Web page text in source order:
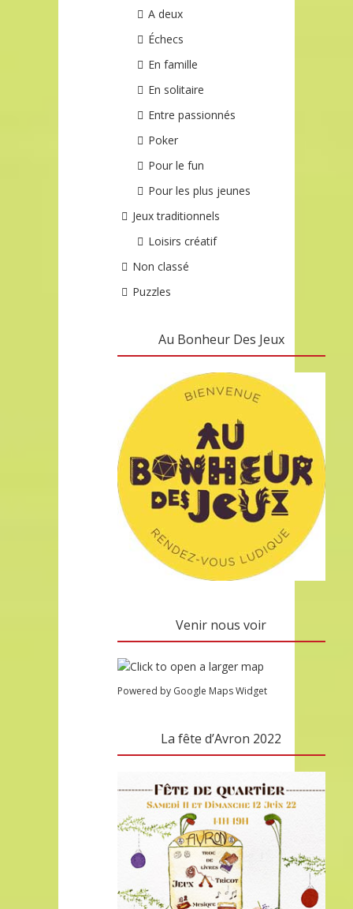
A deux
Échecs
En famille
En solitaire
Entre passionnés
Poker
Pour le fun
Pour les plus jeunes
Jeux traditionnels
Loisirs créatif
Non classé
Puzzles
Au Bonheur Des Jeux
Venir nous voir
Powered by Google Maps Widget
La fête d’Avron 2022